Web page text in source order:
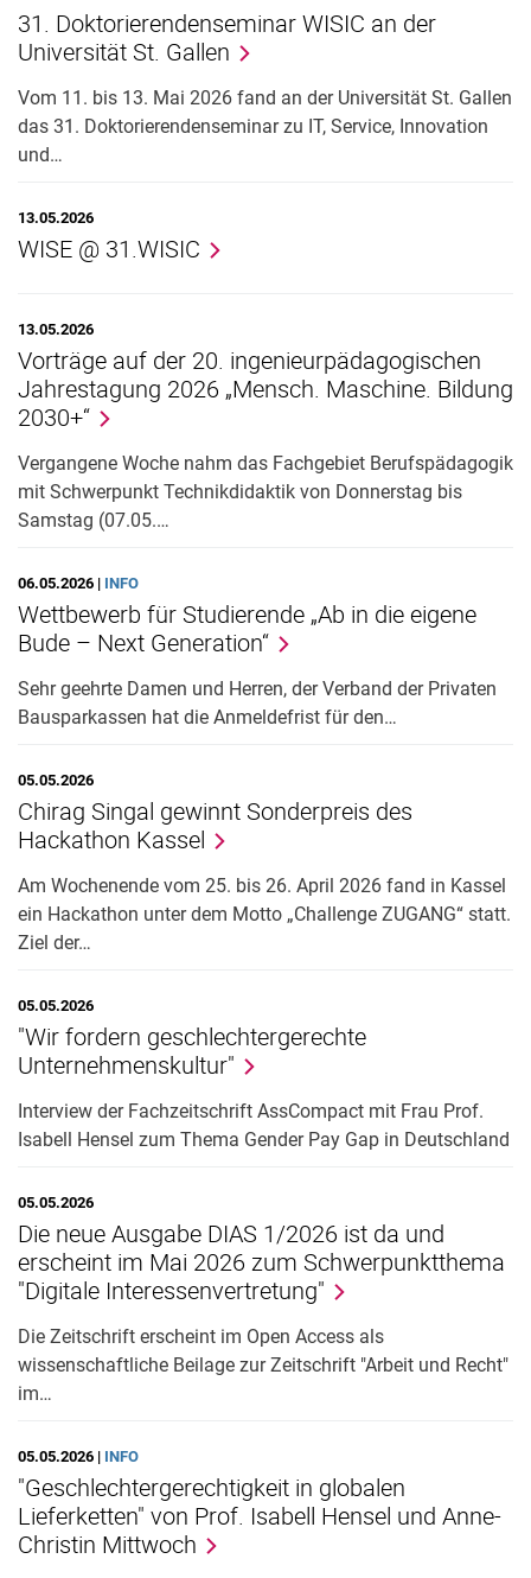
Hinweise zu E-Mails
Anerkennung
Stellenangebote
Vorkurs Mathematik
31. Doktorierendenseminar WISIC an der
Universität St. Gallen
Vom 11. bis 13. Mai 2026 fand an der Universität St. Gallen
das 31. Doktorierendenseminar zu IT, Service, Innovation
und…
13.05.2026
WISE @ 31.WISIC
13.05.2026
Vorträge auf der 20. ingenieurpädagogischen
Jahrestagung 2026 „Mensch. Maschine. Bildung
2030+“
Vergangene Woche nahm das Fachgebiet Berufspädagogik
mit Schwerpunkt Technikdidaktik von Donnerstag bis
Samstag (07.05.…
06.05.2026 | INFO
Wettbewerb für Studierende „Ab in die eigene
Bude – Next Generation“
Sehr geehrte Damen und Herren, der Verband der Privaten
Bausparkassen hat die Anmeldefrist für den…
05.05.2026
Chirag Singal gewinnt Sonderpreis des
Hackathon Kassel
Am Wochenende vom 25. bis 26. April 2026 fand in Kassel
ein Hackathon unter dem Motto „Challenge ZUGANG“ statt.
Ziel der…
05.05.2026
"Wir fordern geschlechtergerechte
Unternehmenskultur"
Interview der Fachzeitschrift AssCompact mit Frau Prof.
Isabell Hensel zum Thema Gender Pay Gap in Deutschland
05.05.2026
Die neue Ausgabe DIAS 1/2026 ist da und
erscheint im Mai 2026 zum Schwerpunktthema
"Digitale Interessenvertretung"
Die Zeitschrift erscheint im Open Access als
wissenschaftliche Beilage zur Zeitschrift "Arbeit und Recht"
im…
05.05.2026 | INFO
"Geschlechtergerechtigkeit in globalen
Lieferketten" von Prof. Isabell Hensel und Anne-
Christin Mittwoch